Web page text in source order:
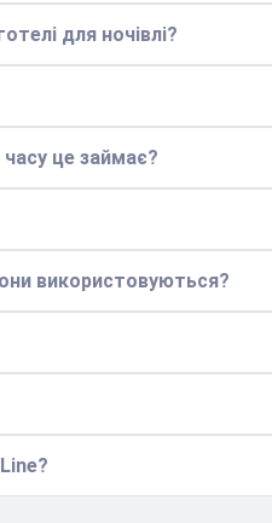
для ночівлі?
це займає?
використовуються?